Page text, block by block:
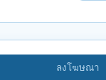
ลงโฆษณา